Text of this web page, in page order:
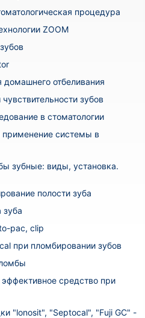
процедура
ZOOM
домашнего отбеливания
зубов
в стоматологии
системы в
зубные: виды, установка.
полости зуба
зуба
pac, clip
при пломбировании зубов
средство при
"lonosit", "Septocal", "Fuji GC" -